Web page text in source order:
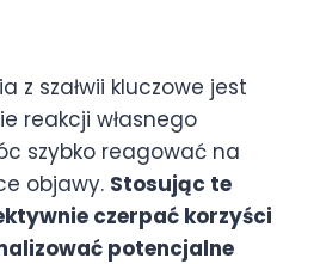
z szałwii kluczowe jest
reakcji własnego
szybko reagować na
objawy. Stosując te
czerpać korzyści
potencjalne